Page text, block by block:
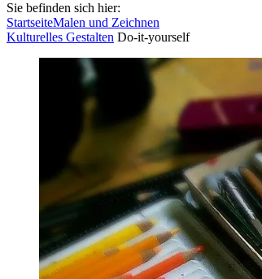
Sie befinden sich hier:
StartseiteMalen und Zeichnen
Kulturelles Gestalten Do-it-yourself